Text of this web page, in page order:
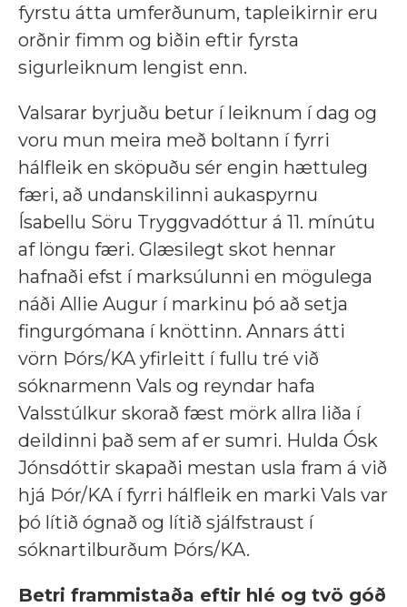
fyrstu átta umferðunum, tapleikirnir eru
orðnir fimm og biðin eftir fyrsta
sigurleiknum lengist enn.
Valsarar byrjuðu betur í leiknum í dag og
voru mun meira með boltann í fyrri
hálfleik en sköpuðu sér engin hættuleg
færi, að undanskilinni aukaspyrnu
Ísabellu Söru Tryggvadóttur á 11. mínútu
af löngu færi. Glæsilegt skot hennar
hafnaði efst í marksúlunni en mögulega
náði Allie Augur í markinu þó að setja
fingurgómana í knöttinn. Annars átti
vörn Þórs/KA yfirleitt í fullu tré við
sóknarmenn Vals og reyndar hafa
Valsstúlkur skorað fæst mörk allra liða í
deildinni það sem af er sumri. Hulda Ósk
Jónsdóttir skapaði mestan usla fram á við
hjá Þór/KA í fyrri hálfleik en marki Vals var
þó lítið ógnað og lítið sjálfstraust í
sóknartilburðum Þórs/KA.
Betri frammistaða eftir hlé og tvö góð